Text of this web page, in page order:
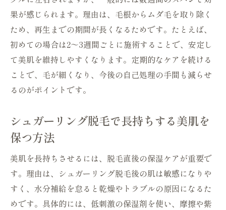
果が感じられます。理由は、毛根からムダ毛を取り除く
ため、再生までの期間が長くなるためです。たとえば、
初めての場合は2～3週間ごとに施術することで、安定し
て美肌を維持しやすくなります。定期的なケアを続ける
ことで、毛が細くなり、今後の自己処理の手間も減らせ
るのがポイントです。
シュガーリング脱毛で長持ちする美肌を
保つ方法
美肌を長持ちさせるには、脱毛直後の保湿ケアが重要で
す。理由は、シュガーリング脱毛後の肌は敏感になりや
すく、水分補給を怠ると乾燥やトラブルの原因になるた
めです。具体的には、低刺激の保湿剤を使い、摩擦や紫